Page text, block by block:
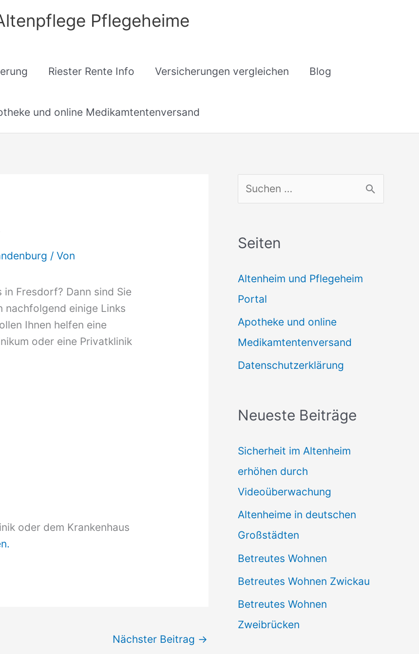
Pflegeheime
Riester Rente Info Versicherungen vergleichen Blog
und online Medikamtentenversand
/ Von
in Fresdorf? Dann sind Sie
nachfolgend einige Links
Ihnen helfen eine
oder eine Privatklinik
oder dem Krankenhaus
Nächster Beitrag →
u
h
n
n
a
c
h
Seiten
Altenheim und Pflegeheim
Portal
Apotheke und online
Medikamtentenversand
Datenschutzerklärung
Neueste Beiträge
Sicherheit im Altenheim
erhöhen durch
Videoüberwachung
Altenheime in deutschen
Großstädten
Betreutes Wohnen
Betreutes Wohnen Zwickau
Betreutes Wohnen
Zweibrücken